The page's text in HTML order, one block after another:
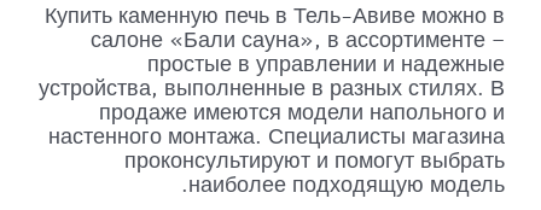
Купить каменную печь в Тель-Авиве можно в
салоне «Бали сауна», в ассортименте –
простые в управлении и надежные
устройства, выполненные в разных стилях. В
продаже имеются модели напольного и
настенного монтажа. Специалисты магазина
проконсультируют и помогут выбрать
наиболее подходящую модель.